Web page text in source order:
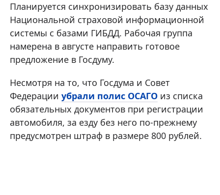
Планируется синхронизировать базу данных
Национальной страховой информационной
системы с базами ГИБДД. Рабочая группа
намерена в августе направить готовое
предложение в Госдуму.
Несмотря на то, что Госдума и Совет
Федерации убрали полис ОСАГО из списка
обязательных документов при регистрации
автомобиля, за езду без него по-прежнему
предусмотрен штраф в размере 800 рублей.